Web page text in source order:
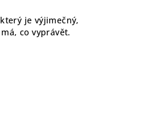
je výjimečný,
co vyprávět.